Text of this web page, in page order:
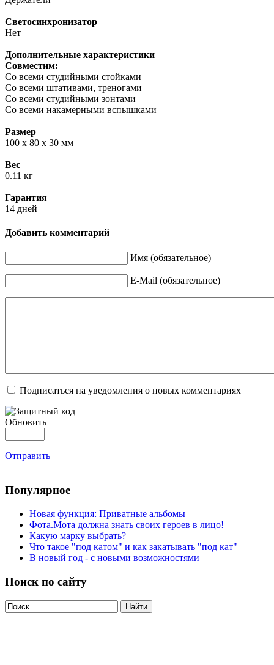
Светосинхронизатор
Нет
Дополнительные характеристики
Совместим:
Cо всеми студийными стойками
Cо всеми штативами, треногами
Cо всеми студийными зонтами
Cо всеми накамерными вспышками
Размер
100 х 80 х 30 мм
Вес
0.11 кг
Гарантия
14 дней
Добавить комментарий
Имя (обязательное)
E-Mail (обязательное)
Подписаться на уведомления о новых комментариях
Обновить
Отправить
Популярное
Новая функция: Приватные альбомы
Фота.Мота должна знать своих героев в лицо!
Какую марку выбрать?
Что такое "под катом" и как закатывать "под кат"
В новый год - с новыми возможностями
Поиск по сайту
Найти